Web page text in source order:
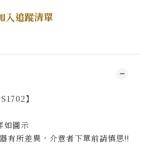
入追蹤清單
】
如圖示
有所差異，介意者下單前請慎思!!